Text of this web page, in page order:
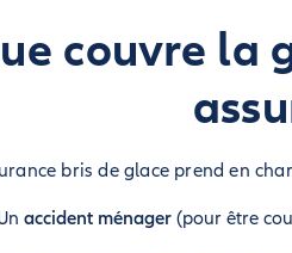
couvre la
bris de glace prend en
accident ménager (pour être